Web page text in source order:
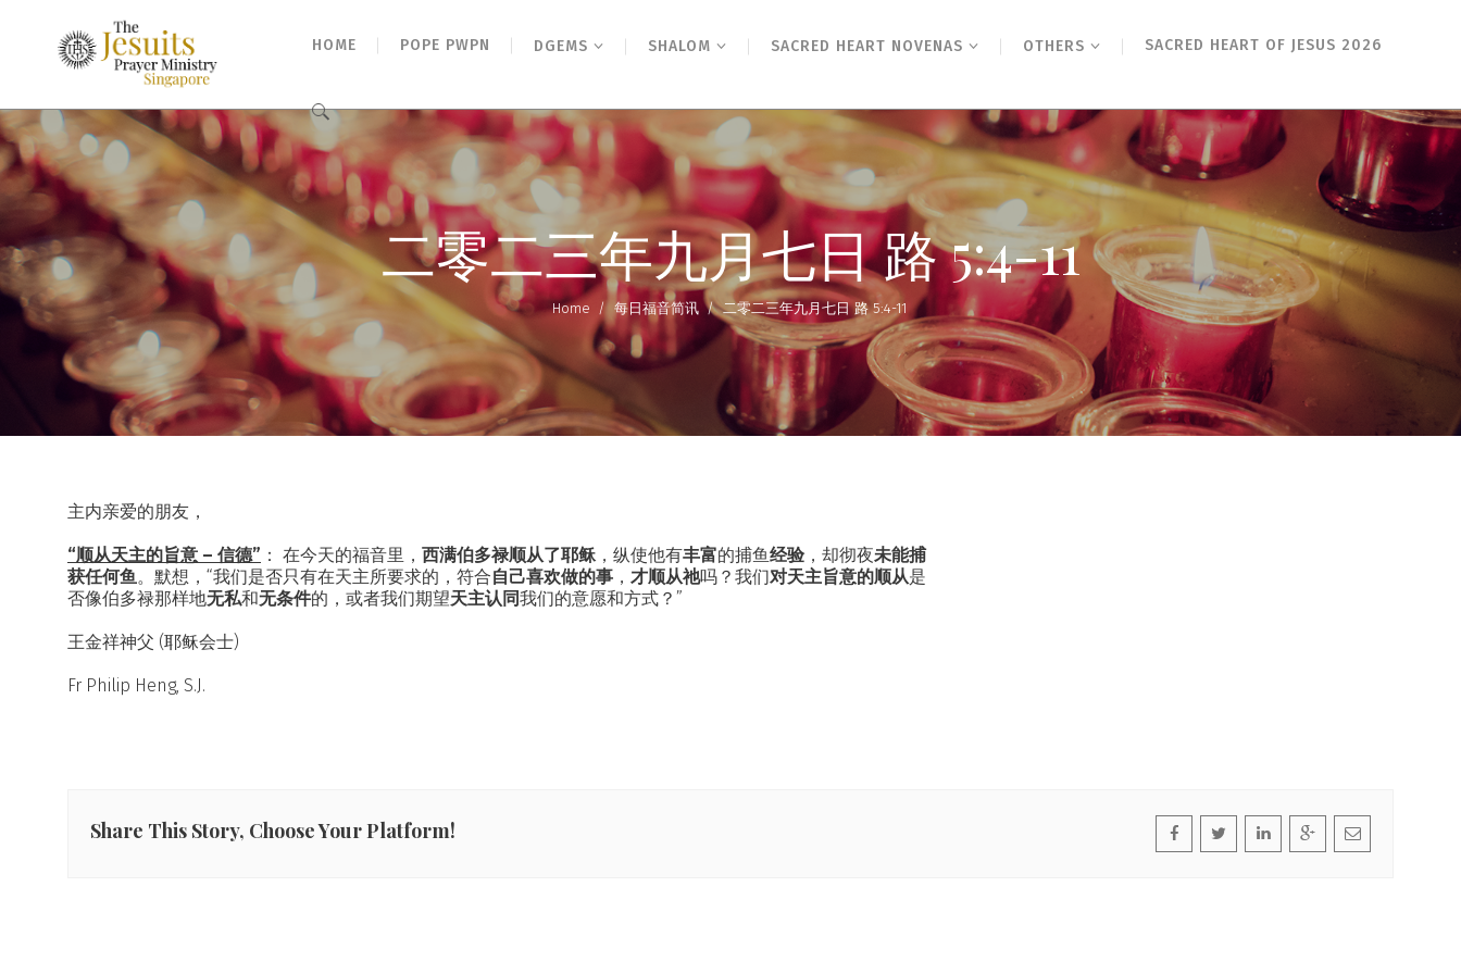
HOME POPE PWPN DGEMS SHALOM SACRED HEART NOVENAS OTHERS SACRED HEART OF JESUS 2026
Search
for:
二零二三年九月七日 路 5:4-11
Home / 每日福音简讯 /二零二三年九月七日 路 5:4-11
主内亲爱的朋友，
“顺从天主的旨意 – 信德” ： 在今天的福音里， 西满伯多禄顺从了耶稣 ，纵使他有丰富的捕鱼经验 ，却彻夜未能捕
获任何鱼。默想，“我们是否只有在天主所要求的，符合自己喜欢做的事 ， 才顺从祂吗？我们对天主旨意的顺从是
否像伯多禄那样地无私和无条件的，或者我们期望天主认同我们的意愿和方式？”
王金祥神父 (耶稣会士)
Fr Philip Heng, S.J.
Share This Story, Choose Your Platform!